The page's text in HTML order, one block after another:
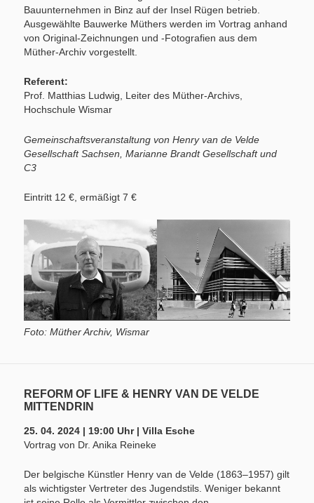
Bauunternehmen in Binz auf der Insel Rügen betrieb.
Ausgewählte Bauwerke Müthers werden im Vortrag anhand
von Original-Zeichnungen und -Fotografien aus dem
Müther-Archiv vorgestellt.
Referent:
Prof. Matthias Ludwig, Leiter des Müther-Archivs,
Hochschule Wismar
Gemeinschaftsveranstaltung von Henry van de Velde
Gesellschaft Sachsen, Marianne Brandt Gesellschaft und
C3
Eintritt 12 €, ermäßigt 7 €
Foto: Müther Archiv, Wismar
REFORM OF LIFE & HENRY VAN DE VELDE
MITTENDRIN
25. 04. 2024 | 19:00 Uhr | Villa Esche
Vortrag von Dr. Anika Reineke
Der belgische Künstler Henry van de Velde (1863–1957) gilt
als wichtigster Vertreter des Jugendstils. Weniger bekannt